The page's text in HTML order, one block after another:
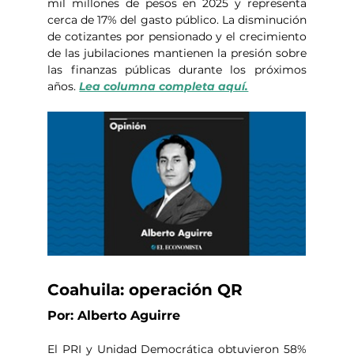
mil millones de pesos en 2025 y representa
cerca de 17% del gasto público. La disminución
de cotizantes por pensionado y el crecimiento
de las jubilaciones mantienen la presión sobre
las finanzas públicas durante los próximos
años. Lea columna completa aquí.
Coahuila: operación QR
Por: Alberto Aguirre
El PRI y Unidad Democrática obtuvieron 58%